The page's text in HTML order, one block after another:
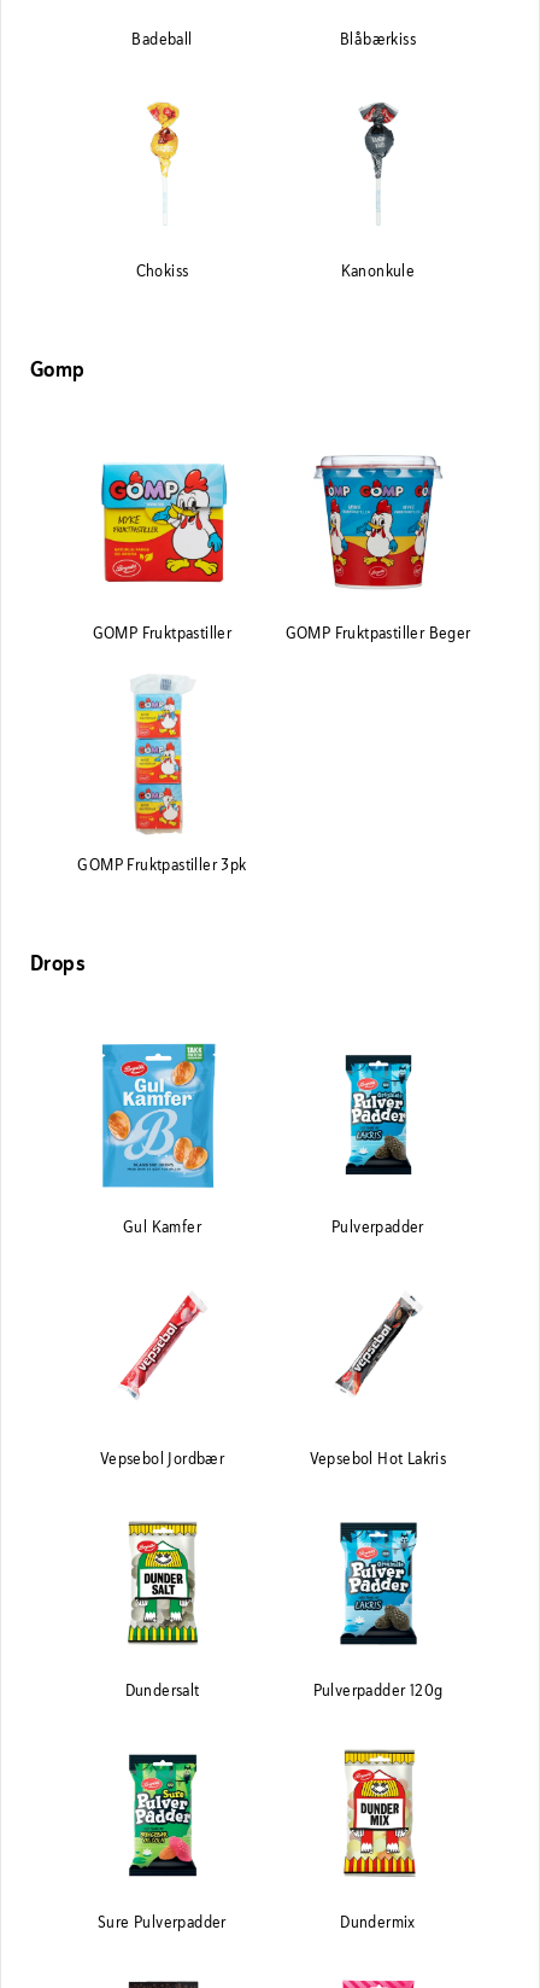
Badeball Blåbærkiss
Chokiss Kanonkule
Gomp
GOMP Fruktpastiller GOMP Fruktpastiller Beger
GOMP Fruktpastiller 3pk
Drops
Gul Kamfer Pulverpadder
Vepsebol Jordbær Vepsebol Hot Lakris
Dundersalt Pulverpadder 120g
Sure Pulverpadder Dundermix